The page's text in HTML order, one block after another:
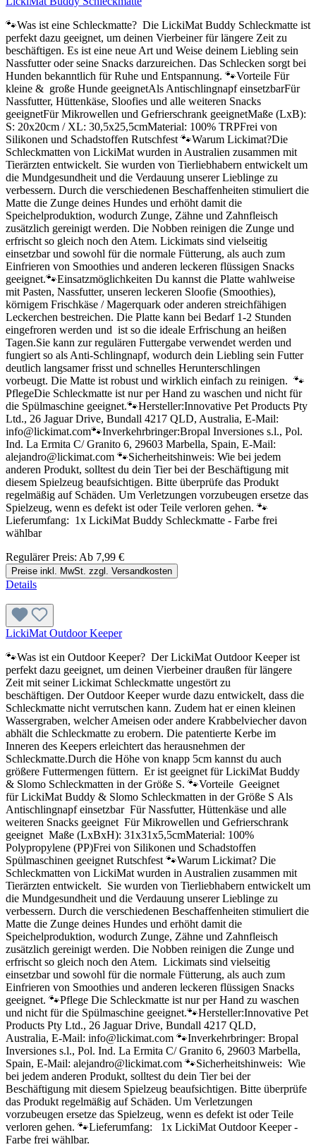
🐾Was ist eine Schleckmatte? Die LickiMat Buddy Schleckmatte ist
perfekt dazu geeignet, um deinen Vierbeiner für längere Zeit zu
beschäftigen. Es ist eine neue Art und Weise deinem Liebling sein
Nassfutter oder seine Snacks darzureichen. Das Schlecken sorgt bei
Hunden bekanntlich für Ruhe und Entspannung. 🐾Vorteile Für
kleine & große Hunde geeignetAls Antischlingnapf einsetzbarFür
Nassfutter, Hüttenkäse, Sloofies und alle weiteren Snacks
geeignetFür Mikrowellen und Gefrierschrank geeignetMaße (LxB):
S: 20x20cm / XL: 30,5x25,5cmMaterial: 100% TRPFrei von
Silikonen und Schadstoffen Rutschfest 🐾Warum Lickimat?Die
Schleckmatten von LickiMat wurden in Australien zusammen mit
Tierärzten entwickelt. Sie wurden von Tierliebhabern entwickelt um
die Mundgesundheit und die Verdauung unserer Lieblinge zu
verbessern. Durch die verschiedenen Beschaffenheiten stimuliert die
Matte die Zunge deines Hundes und erhöht damit die
Speichelproduktion, wodurch Zunge, Zähne und Zahnfleisch
zusätzlich gereinigt werden. Die Nobben reinigen die Zunge und
erfrischt so gleich noch den Atem. Lickimats sind vielseitig
einsetzbar und sowohl für die normale Fütterung, als auch zum
Einfrieren von Smoothies und anderen leckeren flüssigen Snacks
geeignet.🐾Einsatzmöglichkeiten Du kannst die Platte wahlweise
mit Pasten, Nassfutter, unseren leckeren Sloofie (Smoothies),
körnigem Frischkäse / Magerquark oder anderen streichfähigen
Leckerchen bestreichen. Die Platte kann bei Bedarf 1-2 Stunden
eingefroren werden und ist so die ideale Erfrischung an heißen
Tagen.Sie kann zur regulären Futtergabe verwendet werden und
fungiert so als Anti-Schlingnapf, wodurch dein Liebling sein Futter
deutlich langsamer frisst und schnelles Herunterschlingen
vorbeugt. Die Matte ist robust und wirklich einfach zu reinigen. 🐾
PflegeDie Schleckmatte ist nur per Hand zu waschen und nicht für
die Spülmaschine geeignet.🐾Hersteller:Innovative Pet Products Pty
Ltd., 26 Jaguar Drive, Bundall 4217 QLD, Australia, E-Mail:
info@lickimat.com🐾Inverkehrbringer:Bropal Inversiones s.l., Pol.
Ind. La Ermita C/ Granito 6, 29603 Marbella, Spain, E-Mail:
alejandro@lickimat.com 🐾Sicherheitshinweis: Wie bei jedem
anderen Produkt, solltest du dein Tier bei der Beschäftigung mit
diesem Spielzeug beaufsichtigen. Bitte überprüfe das Produkt
regelmäßig auf Schäden. Um Verletzungen vorzubeugen ersetze das
Spielzeug, wenn es defekt ist oder Teile verloren gehen. 🐾
Lieferumfang: 1x LickiMat Buddy Schleckmatte - Farbe frei
wählbar
Regulärer Preis: Ab 7,99 €
Preise inkl. MwSt. zzgl. Versandkosten
Details
LickiMat Outdoor Keeper
🐾Was ist ein Outdoor Keeper? Der LickiMat Outdoor Keeper ist
perfekt dazu geeignet, um deinen Vierbeiner draußen für längere
Zeit mit seiner Lickimat Schleckmatte ungestört zu
beschäftigen. Der Outdoor Keeper wurde dazu entwickelt, dass die
Schleckmatte nicht verrutschen kann. Zudem hat er einen kleinen
Wassergraben, welcher Ameisen oder andere Krabbelviecher davon
abhält die Schleckmatte zu erobern. Die patentierte Kerbe im
Inneren des Keepers erleichtert das herausnehmen der
Schleckmatte.Durch die Höhe von knapp 5cm kannst du auch
größere Futtermengen füttern. Er ist geeignet für LickiMat Buddy
& Slomo Schleckmatten in der Größe S. 🐾Vorteile Geeignet
für LickiMat Buddy & Slomo Schleckmatten in der Größe S Als
Antischlingnapf einsetzbar Für Nassfutter, Hüttenkäse und alle
weiteren Snacks geeignet Für Mikrowellen und Gefrierschrank
geeignet Maße (LxBxH): 31x31x5,5cmMaterial: 100%
Polypropylene (PP)Frei von Silikonen und Schadstoffen
Spülmaschinen geeignet Rutschfest 🐾Warum Lickimat? Die
Schleckmatten von LickiMat wurden in Australien zusammen mit
Tierärzten entwickelt. Sie wurden von Tierliebhabern entwickelt um
die Mundgesundheit und die Verdauung unserer Lieblinge zu
verbessern. Durch die verschiedenen Beschaffenheiten stimuliert die
Matte die Zunge deines Hundes und erhöht damit die
Speichelproduktion, wodurch Zunge, Zähne und Zahnfleisch
zusätzlich gereinigt werden. Die Nobben reinigen die Zunge und
erfrischt so gleich noch den Atem. Lickimats sind vielseitig
einsetzbar und sowohl für die normale Fütterung, als auch zum
Einfrieren von Smoothies und anderen leckeren flüssigen Snacks
geeignet. 🐾Pflege Die Schleckmatte ist nur per Hand zu waschen
und nicht für die Spülmaschine geeignet.🐾Hersteller:Innovative Pet
Products Pty Ltd., 26 Jaguar Drive, Bundall 4217 QLD,
Australia, E-Mail: info@lickimat.com 🐾Inverkehrbringer: Bropal
Inversiones s.l., Pol. Ind. La Ermita C/ Granito 6, 29603 Marbella,
Spain, E-Mail: alejandro@lickimat.com 🐾Sicherheitshinweis: Wie
bei jedem anderen Produkt, solltest du dein Tier bei der
Beschäftigung mit diesem Spielzeug beaufsichtigen. Bitte überprüfe
das Produkt regelmäßig auf Schäden. Um Verletzungen
vorzubeugen ersetze das Spielzeug, wenn es defekt ist oder Teile
verloren gehen. 🐾Lieferumfang: 1x LickiMat Outdoor Keeper -
Farbe frei wählbar.